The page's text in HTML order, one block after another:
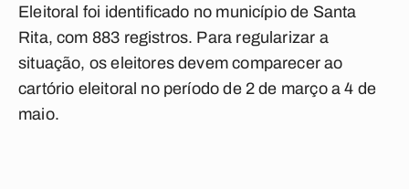
Eleitoral foi identificado no município de Santa
Rita, com 883 registros. Para regularizar a
situação, os eleitores devem comparecer ao
cartório eleitoral no período de 2 de março a 4 de
maio.